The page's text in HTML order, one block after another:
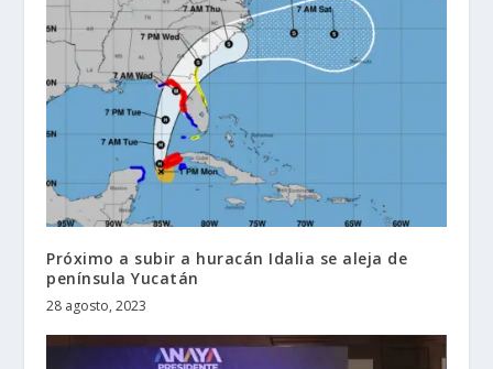
Próximo a subir a huracán Idalia se aleja de
península Yucatán
28 agosto, 2023